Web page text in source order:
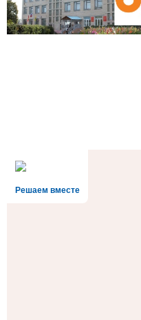
Решаем вместе